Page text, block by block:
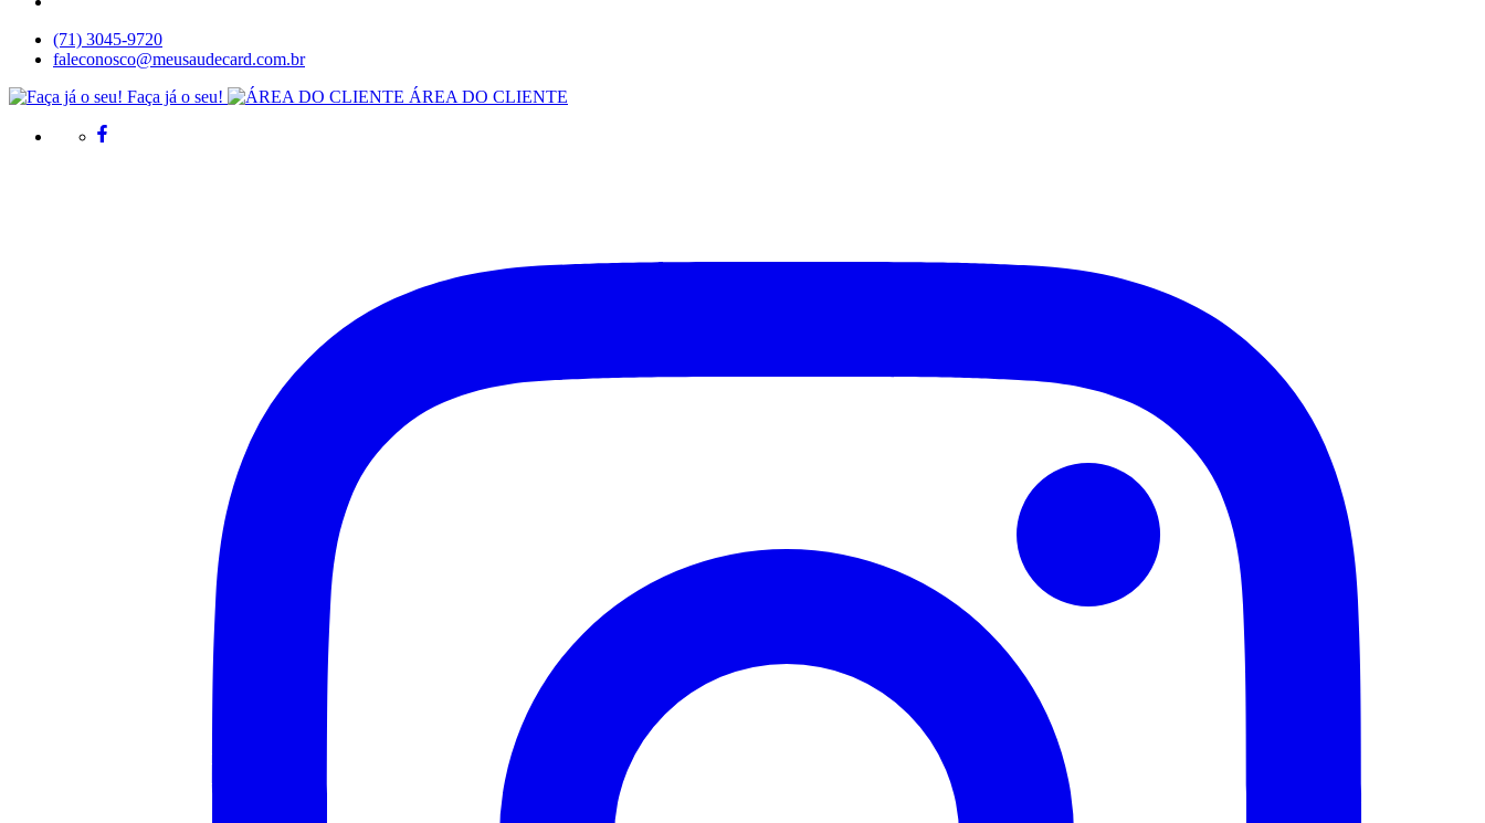
(71) 3045-9720
faleconosco@meusaudecard.com.br
Faça já o seu!
ÁREA DO CLIENTE